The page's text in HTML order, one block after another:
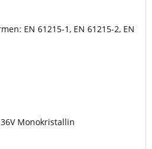
EN 61215-1, EN 61215-2, EN
Monokristallin